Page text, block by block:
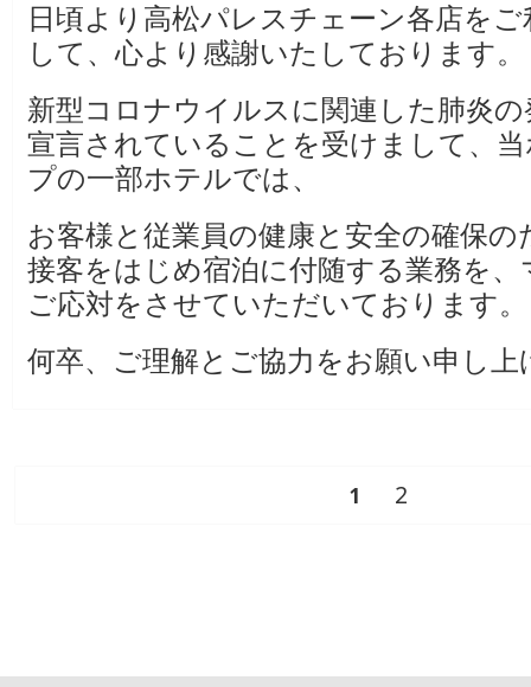
日:
日頃より高松パレスチェーン各店を
して、心より感謝いたしております。
新型コロナウイルスに関連した肺炎
宣言されていることを受けまして、
プの一部ホテルでは、
お客様と従業員の健康と安全の確保
接客をはじめ宿泊に付随する業務を
ご応対をさせていただいております。
何卒、ご理解とご協力をお願い申し上
ペ
1
ペ
2